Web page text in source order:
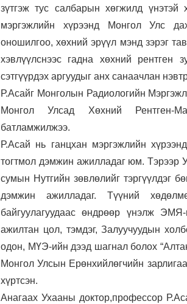
зүтгэж тус салбарын хөгжилд
мэргэжлийн хүрээнд Монгол Улс
оношилгоо, хөхний эрүүл мэнд зэрэг
хэвлүүлснээс гадна хөхний рентген
сэтгүүрдэх аргуудыг анх санаачлан
Р.Асайг Монголын Радиологийн
Монгол Улсад Хөхний Рентген-
батламжилжээ.
Р.Асай нь ганцхан мэргэжлийн
тогтмол дэмжин ажилладаг юм. Тэрээр
сумын Нутгийн зөвлөлийг тэргүүлдэг
дэмжин ажилладаг. Түүний
байгуулагуудаас өндрөөр үнэлж
ажилтан цол, тэмдэг, Залуучуудын
одон, МҮЭ-ийн дээд шагнал болох
Монгол Улсын Ерөнхийлөгчийн
хүртсэн.
Анагаах Ухааны доктор,профессор